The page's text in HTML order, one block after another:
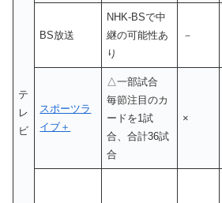
テ
レ
ビ
BS放送
NHK-BSで中
継の可能性あ
り
－
スポーツラ
イブ＋
△一部試合
毎節注目のカ
ードを1試
合、合計36試
合
×